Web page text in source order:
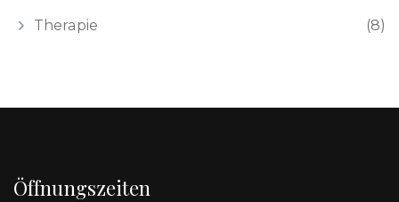
Therapie (8)
Öffnungszeiten